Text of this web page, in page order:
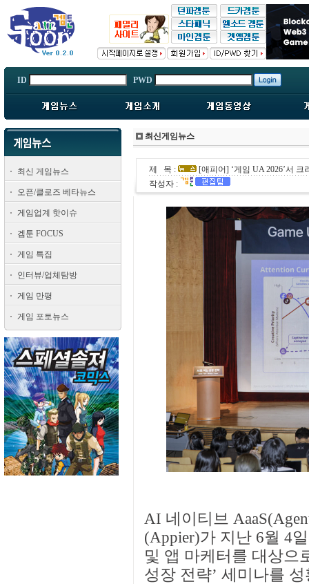
ID PWD
최신 게임뉴스
오픈/클로즈 베타뉴스
게임업계 핫이슈
겜툰 FOCUS
게임 특집
인터뷰/업체탐방
게임 만평
게임 포토뉴스
최신게임뉴스
제 목 :
[애피어] ‘게임 UA 2026’서 크
작성자 :
AI 네이티브
(Appier)가 지난 6월 4
및 앱 마케터를 대상으
성장 전략’ 세미나를